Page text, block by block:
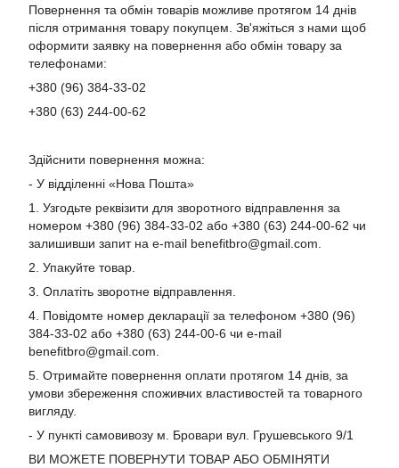
Повернення та обмін товарів можливе протягом 14 днів
після отримання товару покупцем. Зв'яжіться з нами щоб
оформити заявку на повернення або обмін товару за
телефонами:
+380 (96) 384-33-02
+380 (63) 244-00-62
Здійснити повернення можна:
- У відділенні «Нова Пошта»
1. Узгодьте реквізити для зворотного відправлення за
номером +380 (96) 384-33-02 або +380 (63) 244-00-62 чи
залишивши запит на e-mail benefitbro@gmail.com
2. Упакуйте товар.
3. Оплатіть зворотне відправлення.
4. Повідомте номер декларації за телефоном +380 (96)
384-33-02 або +380 (63) 244-00-6 чи e-mail
benefitbro@gmail.com
5. Отримайте повернення оплати протягом 14 днів, за
умови збереження споживчих властивостей та товарного
вигляду.
- У пункті самовивозу м. Бровари вул. Грушевського 9/1
ВИ МОЖЕТЕ ПОВЕРНУТИ ТОВАР АБО ОБМІНЯТИ